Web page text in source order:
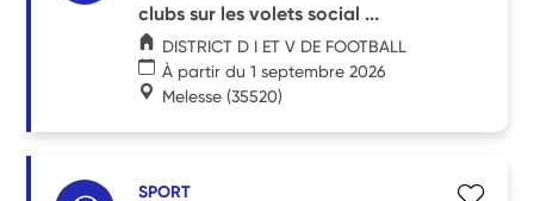
clubs sur les volets social ...
DISTRICT D I ET V DE FOOTBALL
À partir du 1 septembre 2026
Melesse (35520)
SPORT